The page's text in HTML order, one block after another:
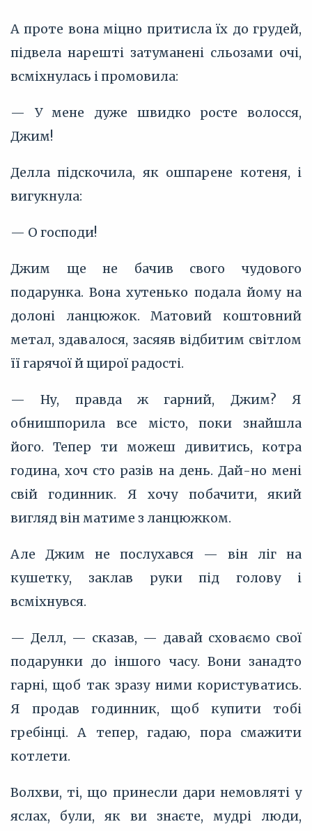
А проте вона міцно притисла їх до грудей,
підвела нарешті затуманені сльозами очі,
всміхнулась і промовила:
— У мене дуже швидко росте волосся,
Джим!
Делла підскочила, як ошпарене котеня, і
вигукнула:
— О господи!
Джим ще не бачив свого чудового
подарунка. Вона хутенько подала йому на
долоні ланцюжок. Матовий коштовний
метал, здавалося, засяяв відбитим світлом
її гарячої й щирої радості.
— Ну, правда ж гарний, Джим? Я
обнишпорила все місто, поки знайшла
його. Тепер ти можеш дивитись, котра
година, хоч сто разів на день. Дай-но мені
свій годинник. Я хочу побачити, який
вигляд він матиме з ланцюжком.
Але Джим не послухався — він ліг на
кушетку, заклав руки під голову і
всміхнувся.
— Делл, — сказав, — давай сховаємо свої
подарунки до іншого часу. Вони занадто
гарні, щоб так зразу ними користуватись.
Я продав годинник, щоб купити тобі
гребінці. А тепер, гадаю, пора смажити
котлети.
Волхви, ті, що принесли дари немовляті у
яслах, були, як ви знаєте, мудрі люди,